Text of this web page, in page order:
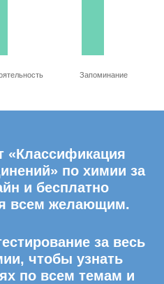
Запоминание
«Классификация
по химии за
и бесплатно
всем желающим.
за весь
чтобы узнать
по всем темам и